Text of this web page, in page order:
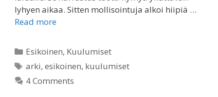
lyhyen aikaa. Sitten mollisointuja alkoi hiipiä …
Read more
Categories
Esikoinen, Kuulumiset
Tags
arki,esikoinen, kuulumiset
4 Comments